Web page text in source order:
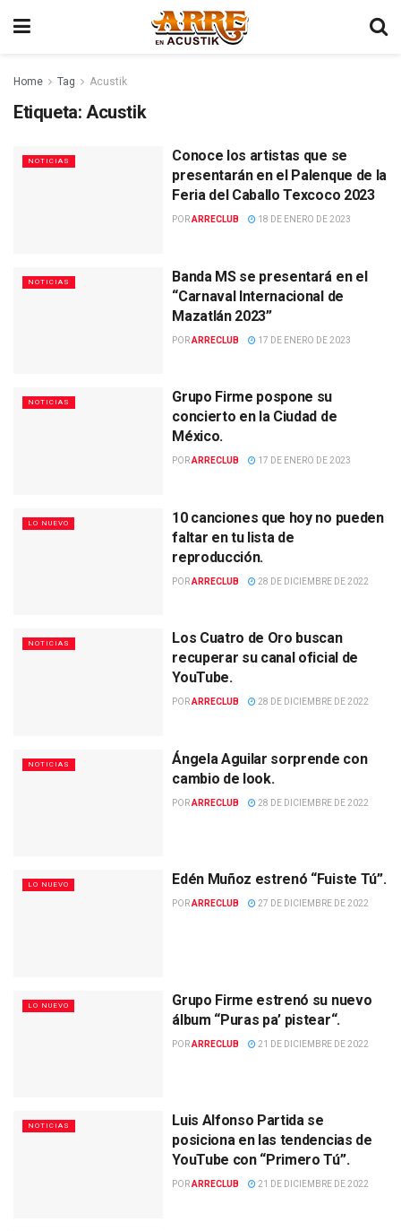
Home Tag Acustik
Etiqueta: Acustik
NOTICIAS
Conoce los artistas que se
presentarán en el Palenque de la
Feria del Caballo Texcoco 2023
PORARRECLUB 18 DE ENERO DE 2023
NOTICIAS
Banda MS se presentará en el
“Carnaval Internacional de
Mazatlán 2023”
PORARRECLUB 17 DE ENERO DE 2023
NOTICIAS
Grupo Firme pospone su
concierto en la Ciudad de
México.
PORARRECLUB 17 DE ENERO DE 2023
LO NUEVO
10 canciones que hoy no pueden
faltar en tu lista de
reproducción.
PORARRECLUB 28 DE DICIEMBRE DE 2022
NOTICIAS
Los Cuatro de Oro buscan
recuperar su canal oficial de
YouTube.
PORARRECLUB 28 DE DICIEMBRE DE 2022
NOTICIAS
Ángela Aguilar sorprende con
cambio de look.
PORARRECLUB 28 DE DICIEMBRE DE 2022
LO NUEVO Edén Muñoz estrenó “Fuiste Tú”.
PORARRECLUB 27 DE DICIEMBRE DE 2022
LO NUEVO
Grupo Firme estrenó su nuevo
álbum “Puras pa’ pistear“.
PORARRECLUB 21 DE DICIEMBRE DE 2022
NOTICIAS
Luis Alfonso Partida se
posiciona en las tendencias de
YouTube con “Primero Tú”.
PORARRECLUB 21 DE DICIEMBRE DE 2022